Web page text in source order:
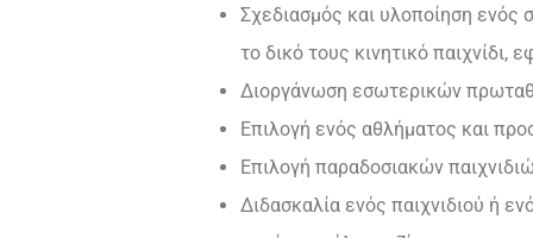
Σχεδιασμός και υλοποίηση ενός
το δικό τους κινητικό
Διοργάνωση εσωτερικών
Επιλογή ενός αθλήματος και
Επιλογή παραδοσιακών
Διδασκαλία ενός παιχνιδιού ή